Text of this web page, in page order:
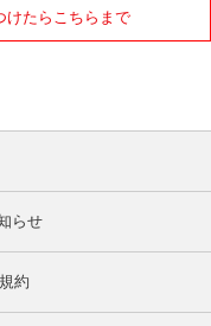
けたらこちらまで
9月
9月
らせ
約